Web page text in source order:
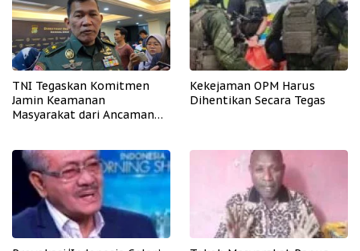
TNI Tegaskan Komitmen
Jamin Keamanan
Masyarakat dari Ancaman
Kekejaman OPM Harus
Dihentikan Secara Tegas